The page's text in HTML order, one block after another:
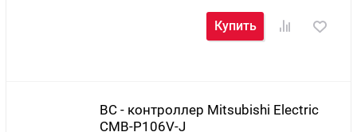
Купить
BC - контроллер Mitsubishi Electric
CMB-P106V-J